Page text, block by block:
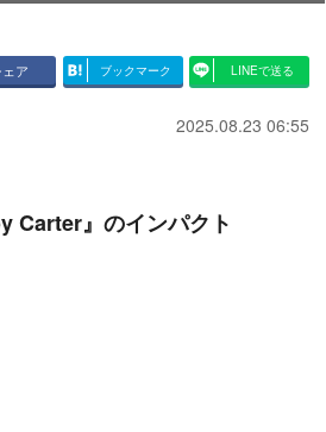
ア ブックマーク LINEで送る
2025.08.23 06:55
Carter』のインパクト